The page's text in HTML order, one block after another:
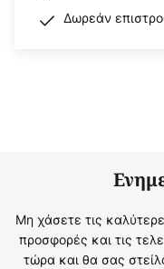
Δωρεάν
Μη χάσετε τις
προσφορές και τις
τώρα και θα σας